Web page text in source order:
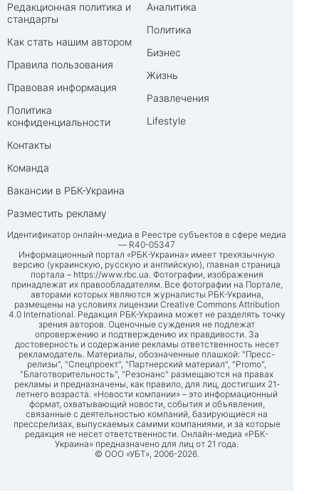
Редакционная политика и
стандарты
Как стать нашим автором
Правила пользования
Правовая информация
Политика
конфиденциальности
Контакты
Команда
Вакансии в РБК-Украина
Разместить рекламу
Аналитика
Политика
Бизнес
Жизнь
Развлечения
Lifestyle
Идентификатор онлайн-медиа в Реестре субъектов в сфере медиа
— R40-05347
Информационный портал «РБК-Украина» имеет трехязычную
версию (украинскую, русскую и английскую), главная страница
портала – https://www.rbc.ua. Фотографии, изображения
принадлежат их правообладателям. Все фотографии на Портале,
авторами которых являются журналисты РБК-Украина,
размещены на условиях лицензии Creative Commons Attribution
4.0 International. Редакция РБК-Украина может не разделять точку
зрения авторов. Оценочные суждения не подлежат
опровержению и подтверждению их правдивости. За
достоверность и содержание рекламы ответственность несет
рекламодатель. Материалы, обозначенные плашкой: "Пресс-
релизы", "Спецпроект", "Партнерский материал", "Promo",
"Благотворительность", "Резонанс" размещаются на правах
рекламы и предназначены, как правило, для лиц, достигших 21-
летнего возраста. «Новости компании» – это информационный
формат, охватывающий новости, события и объявления,
связанные с деятельностью компаний, базирующиеся на
прессрелизах, выпускаемых самими компаниями, и за которые
редакция не несет ответственности. Онлайн-медиа «РБК-
Украина» предназначено для лиц от 21 года.
© ООО «УБТ», 2006-2026.